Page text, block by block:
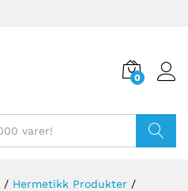
0
/ Hermetikk Produkter /